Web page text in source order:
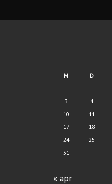
M D
3
4
10
11
17
18
24
25
31
« apr